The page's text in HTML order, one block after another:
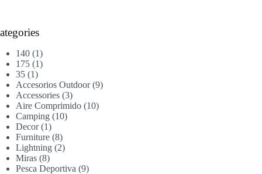
140 11
producto
175 11
35 11
producto
Accesorios Outdoor 99
Accessories 33
productos
Aire Comprimido 1010
Camping 1010
Decor 11
producto
Furniture 88
productos
Lightning 22
Miras 88
productos
Pesca Deportiva 99